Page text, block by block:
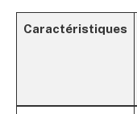
Caractéristiques